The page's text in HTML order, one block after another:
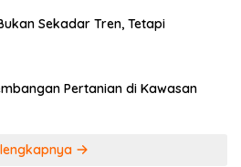
Sekadar Tren, Tetapi
Pertanian di Kawasan